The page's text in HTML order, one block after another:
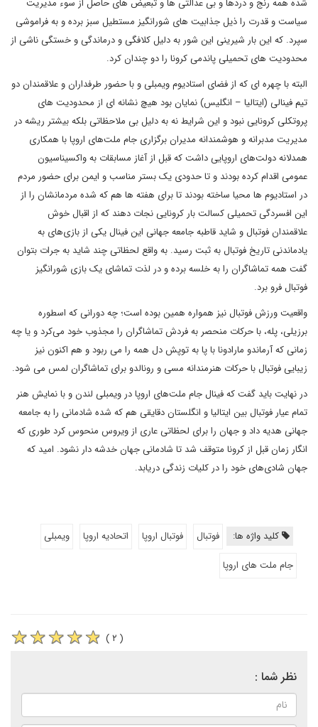
شده همه رنج و دردها و بی عدالتی ها و تبعیض های حاصل از سوء مدیریت
سیاست و قدرت را ذیل جذابیت های شورانگیز مستطیل سبز برده و به فراموشی
سپرد. که این بار شیرینی این شور به دلیل کلافگی و درماندگی و خستگی ناشی از
محدودیت های تحمیلی پاندمی کرونا را دو چندان کرد.
البته با چهره ای که از فضای استادیوم ویمبلی و با حضور طرفداران و علاقمندان دو
تیم فینالی (ایتالیا – انگلیس) نمایان بود هیچ نشانه ای از محدودیت های
پروتکلی کرونایی نبود و این شرایط نه به دلیل بی ملاحظاتی بلکه بیشتر ریشه در
مدیریت مدبرانه و هوشمندانه مدیران برگزاری جام ملت‌های اروپا با همکاری
همدلانه دولت‌های اروپایی داشت که قبل از آغاز مسابقات به واکسیناسیون
عمومی اقدام کرده بودند و تا حدودی یک بستر مناسب و ایمن برای حضور مردم
در استادیوم ها محیا ساخته بودند تا برای هفته ها هم که شده مردمانشان را از
این افسردگی تحمیلی کسالت بار کرونایی نجات دهند که از اقبال خوش
علاقمندان فوتبال و شاید قاطبه جامعه جهانی این فینال یکی از بازی‌های به
یادماندنی تاریخ فوتبال به ثبت رسید. به واقع لحظاتی چند شاید به جرات بتوان
گفت همه تماشاگران را به خلسه برده و در لذت تماشای یک بازی شورانگیز
فوتبال فرو برد.
واقعیت ورزش فوتبال نیز همواره همین بوده است؛ چه دورانی که اسطوره
برزیلی، پله، با حرکات منحصر به فردش تماشاگران را مجذوب خود می‌کرد و یا چه
زمانی که آرماندو مارادونا با پا به توپش دل همه را می ربود و هم اکنون نیز
زیبایی فوتبال با حرکات هنرمندانه مسی و رونالدو برای تماشاگران لمس می شود.
در نهایت باید گفت که فینال جام ملت‌های اروپا در ویمبلی لندن و با نمایش هنر
تمام عیار فوتبال بین ایتالیا و انگلستان دقایقی هم که شده شادمانی را به جامعه
جهانی هدیه داد و جهان را برای لحظاتی عاری از ویروس منحوس کرد طوری که
انگار زمان قبل از کرونا متوقف شد تا شادمانی جهان خدشه دار نشود. امید که
جهان شادی‌های خود را در کلیات زندگی دریابد.
کلید واژه ها: فوتبال فوتبال اروپا اتحادیه اروپا
ویمبلی
جام ملت های اروپا
( ۲ )
نظر شما :